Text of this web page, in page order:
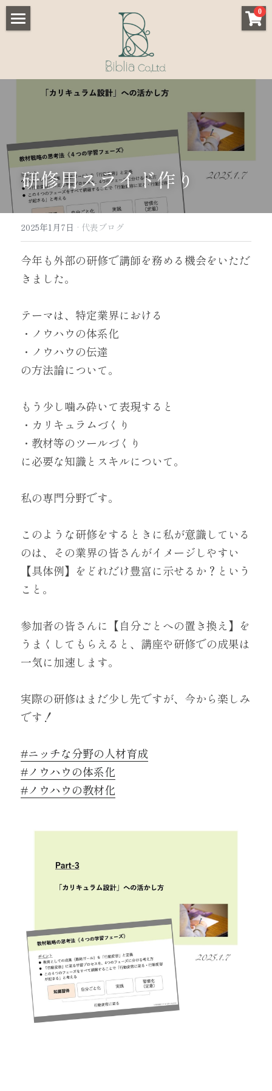
0
- 学校/教育機関向け
- 協会/スクール向け
Customer reviews
Store
Academy
Blog
About us
Contact
研修用スライド作り
2025年1月7日 · 代表ブログ
今年も外部の研修で講師を務める機会をいただ
きました。
テーマは、特定業界における
・ノウハウの体系化
・ノウハウの伝達
の方法論について。
もう少し噛み砕いて表現すると
・カリキュラムづくり
・教材等のツールづくり
に必要な知識とスキルについて。
私の専門分野です。
このような研修をするときに私が意識している
のは、その業界の皆さんがイメージしやすい
【具体例】をどれだけ豊富に示せるか？という
こと。
参加者の皆さんに【自分ごとへの置き換え】を
うまくしてもらえると、講座や研修での成果は
一気に加速します。
実際の研修はまだ少し先ですが、今から楽しみ
です！
#ニッチな分野の人材育成
#ノウハウの体系化
#ノウハウの教材化
×
ストアカテゴリー
すべてのカテゴリー